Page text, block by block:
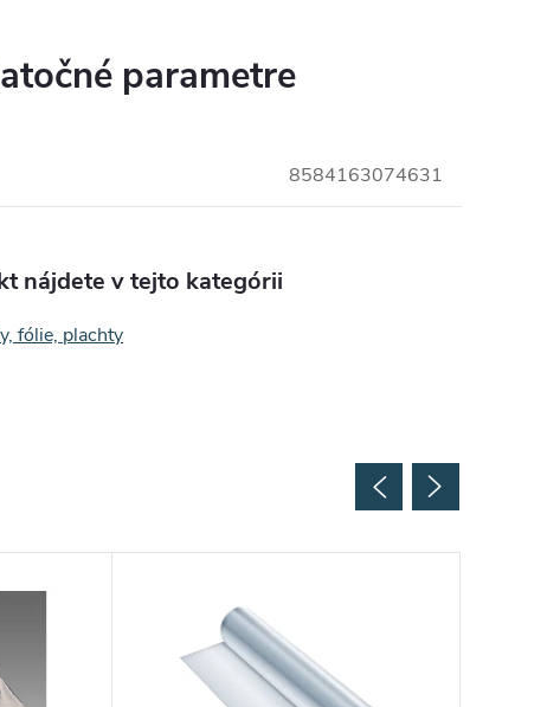
parametre
8584163074631
nájdete v tejto kategórii
fólie, plachty